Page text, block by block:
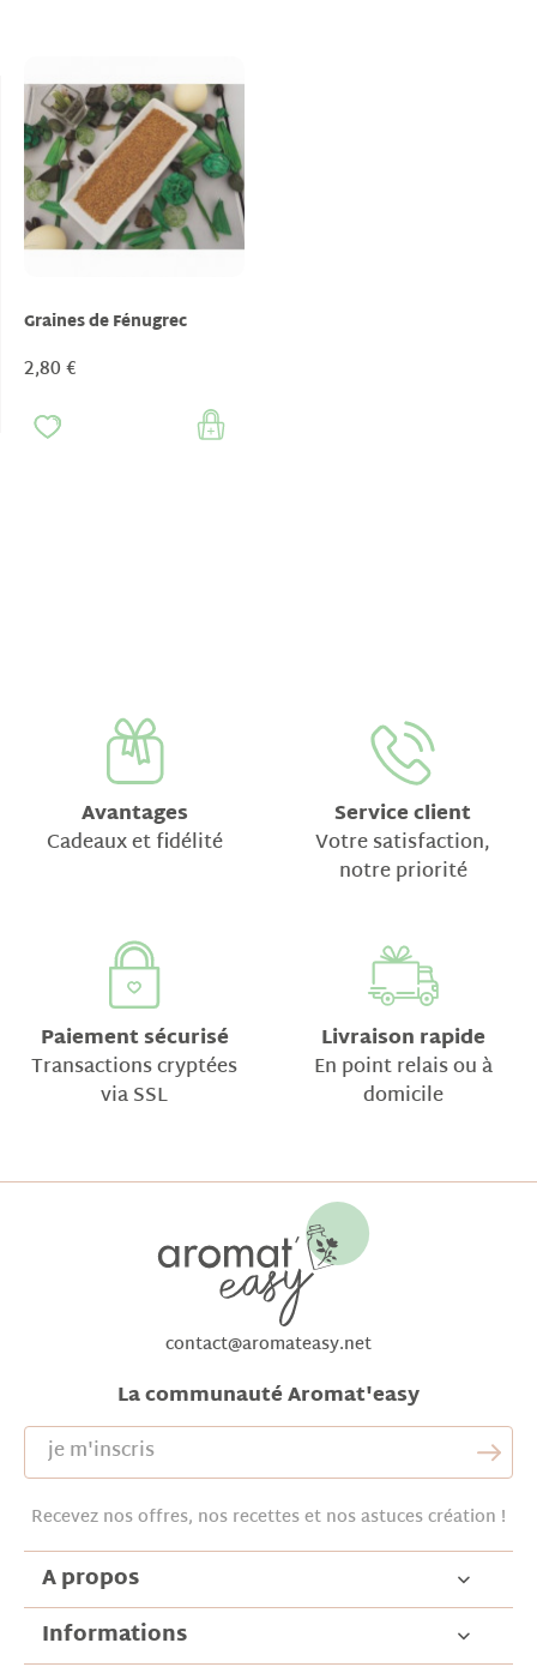
Graines de Fénugrec
2,80 €
Avantages
Cadeaux et fidélité
Service client
Votre satisfaction,
notre priorité
Paiement sécurisé
Transactions cryptées
via SSL
Livraison rapide
En point relais ou à
domicile
contact@aromateasy.net
La communauté Aromat'easy
Recevez nos offres, nos recettes et nos astuces création !
A propos
Informations